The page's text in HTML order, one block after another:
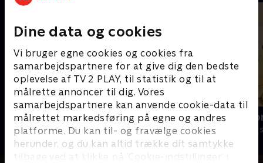
Dine data og cookies
Vi bruger egne cookies og cookies fra
samarbejdspartnere for at give dig den bedste
oplevelse af TV 2 PLAY, til statistik og til at
målrette annoncer til dig. Vores
samarbejdspartnere kan anvende cookie-data til
målrettet markedsføring på egne og andres
platforme. Du kan til- og fravælge cookies
herunder, og du kan altid trække dit samtykke
tilbage ved at klikke på ’Cookie-indstillinger’ i
Miniteve: På bondegården
Børneserier • 1 sæsoner
Vip og
Børneserier • 1